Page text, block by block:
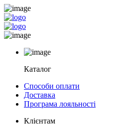
Каталог
Способи оплати
Доставка
Програма лояльності
Клієнтам